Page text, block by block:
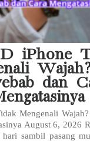
iPhone
dan
Mengenali
August 6, 2026
sambil pasang